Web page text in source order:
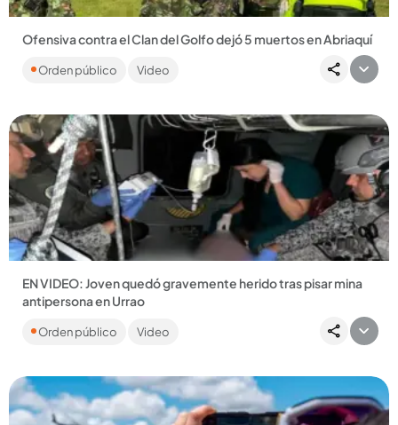
Ofensiva contra el Clan del Golfo dejó 5 muertos en Abriaquí
Uno de los señalados delincuentes abatidos es alias Místico,
presunto cabecilla. También fue capturada una mujer y
Orden público Video
Compartir Noticia
EN VIDEO: Joven quedó gravemente herido tras pisar mina
antipersona en Urrao
La víctima fue evacuada en helicóptero hasta el Hospital San
Vicente Fundación, de Rionegro....
Orden público Video